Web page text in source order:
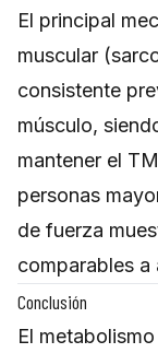
El principal
muscular
consistente
músculo,
mantener el
personas
de fuerza
comparables a
Conclusión
El